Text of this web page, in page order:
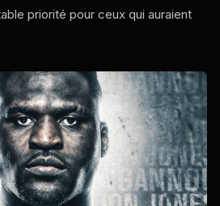
priorité pour ceux qui auraient